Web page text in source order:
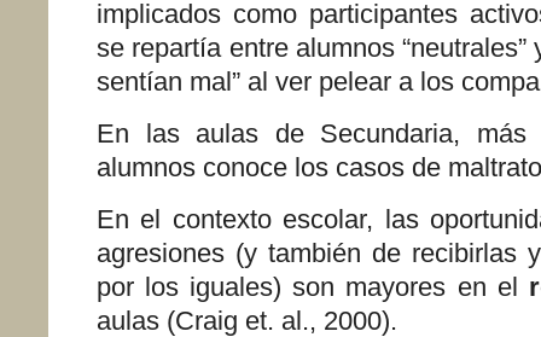
implicados como participantes
se repartía entre alumnos “neutrales”
sentían mal” al ver pelear a los
En las aulas de Secundaria,
alumnos conoce los casos de
En el contexto escolar, las
agresiones (y también de recibirlas
por los iguales) son mayores en el
aulas (Craig et. al., 2000).